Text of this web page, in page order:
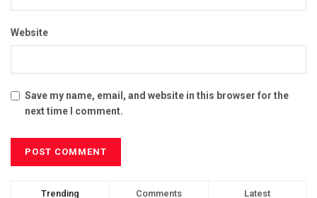
Website
Save my name, email, and website in this browser for the
next time I comment.
Trending Comments Latest